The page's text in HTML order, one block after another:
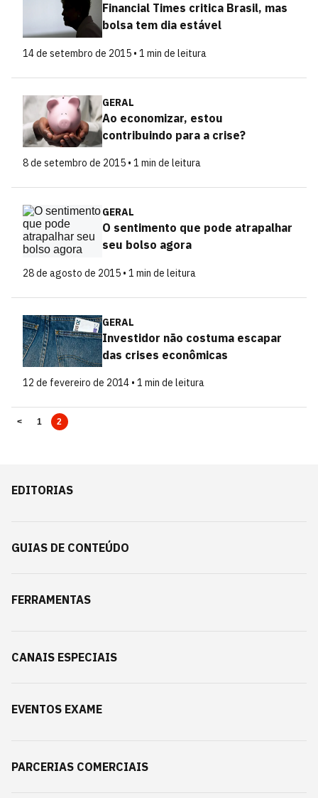
Financial Times critica Brasil, mas
bolsa tem dia estável
14 de setembro de 2015 • 1 min de leitura
GERAL
Ao economizar, estou
contribuindo para a crise?
8 de setembro de 2015 • 1 min de leitura
GERAL
O sentimento que pode atrapalhar
seu bolso agora
28 de agosto de 2015 • 1 min de leitura
GERAL
Investidor não costuma escapar
das crises econômicas
12 de fevereiro de 2014 • 1 min de leitura
< 1 2
EDITORIAS
GUIAS DE CONTEÚDO
FERRAMENTAS
CANAIS ESPECIAIS
EVENTOS EXAME
PARCERIAS COMERCIAIS